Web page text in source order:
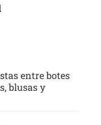
entre botes
blusas y